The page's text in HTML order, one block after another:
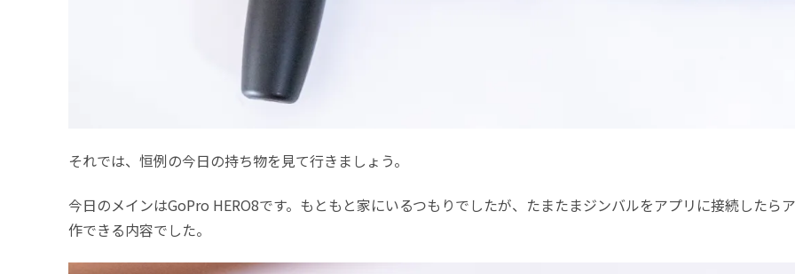
それでは、恒例の今日の持ち物を見て行きましょう。
今日のメインはGoPro HERO8です。もともと家にいるつもりでしたが、たまたまジンバルをアプリに接続したら
作できる内容でした。